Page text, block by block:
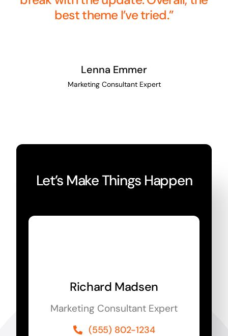
best theme I’ve tried.”
Lenna Emmer
Marketing Consultant Expert
Let’s Make Things Happen
Richard Madsen
Marketing Consultant Expert
(555) 802-1234